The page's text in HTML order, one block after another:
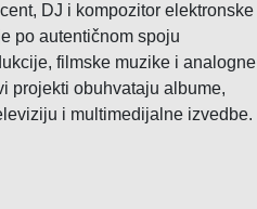
DJ i kompozitor elektronske
po autentičnom spoju
filmske muzike i analogne
projekti obuhvataju albume,
i multimedijalne izvedbe.